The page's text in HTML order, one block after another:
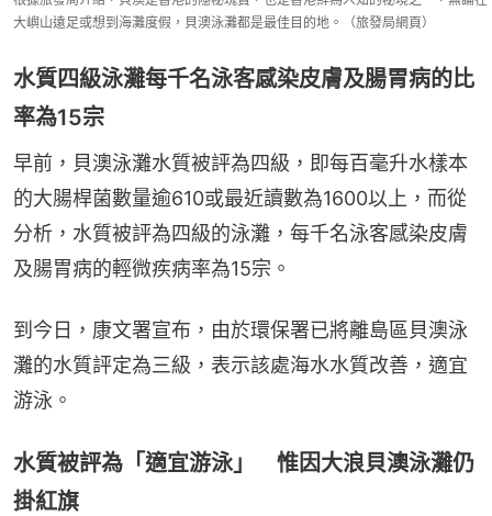
大嶼山遠足或想到海灘度假，貝澳泳灘都是最佳目的地。（旅發局網頁）
水質四級泳灘每千名泳客感染皮膚及腸胃病的比
率為15宗
早前，貝澳泳灘水質被評為四級，即每百毫升水樣本
的大腸桿菌數量逾610或最近讀數為1600以上，而從
分析，水質被評為四級的泳灘，每千名泳客感染皮膚
及腸胃病的輕微疾病率為15宗。
到今日，康文署宣布，由於環保署已將離島區貝澳泳
灘的水質評定為三級，表示該處海水水質改善，適宜
游泳。
水質被評為「適宜游泳」 惟因大浪貝澳泳灘仍
掛紅旗